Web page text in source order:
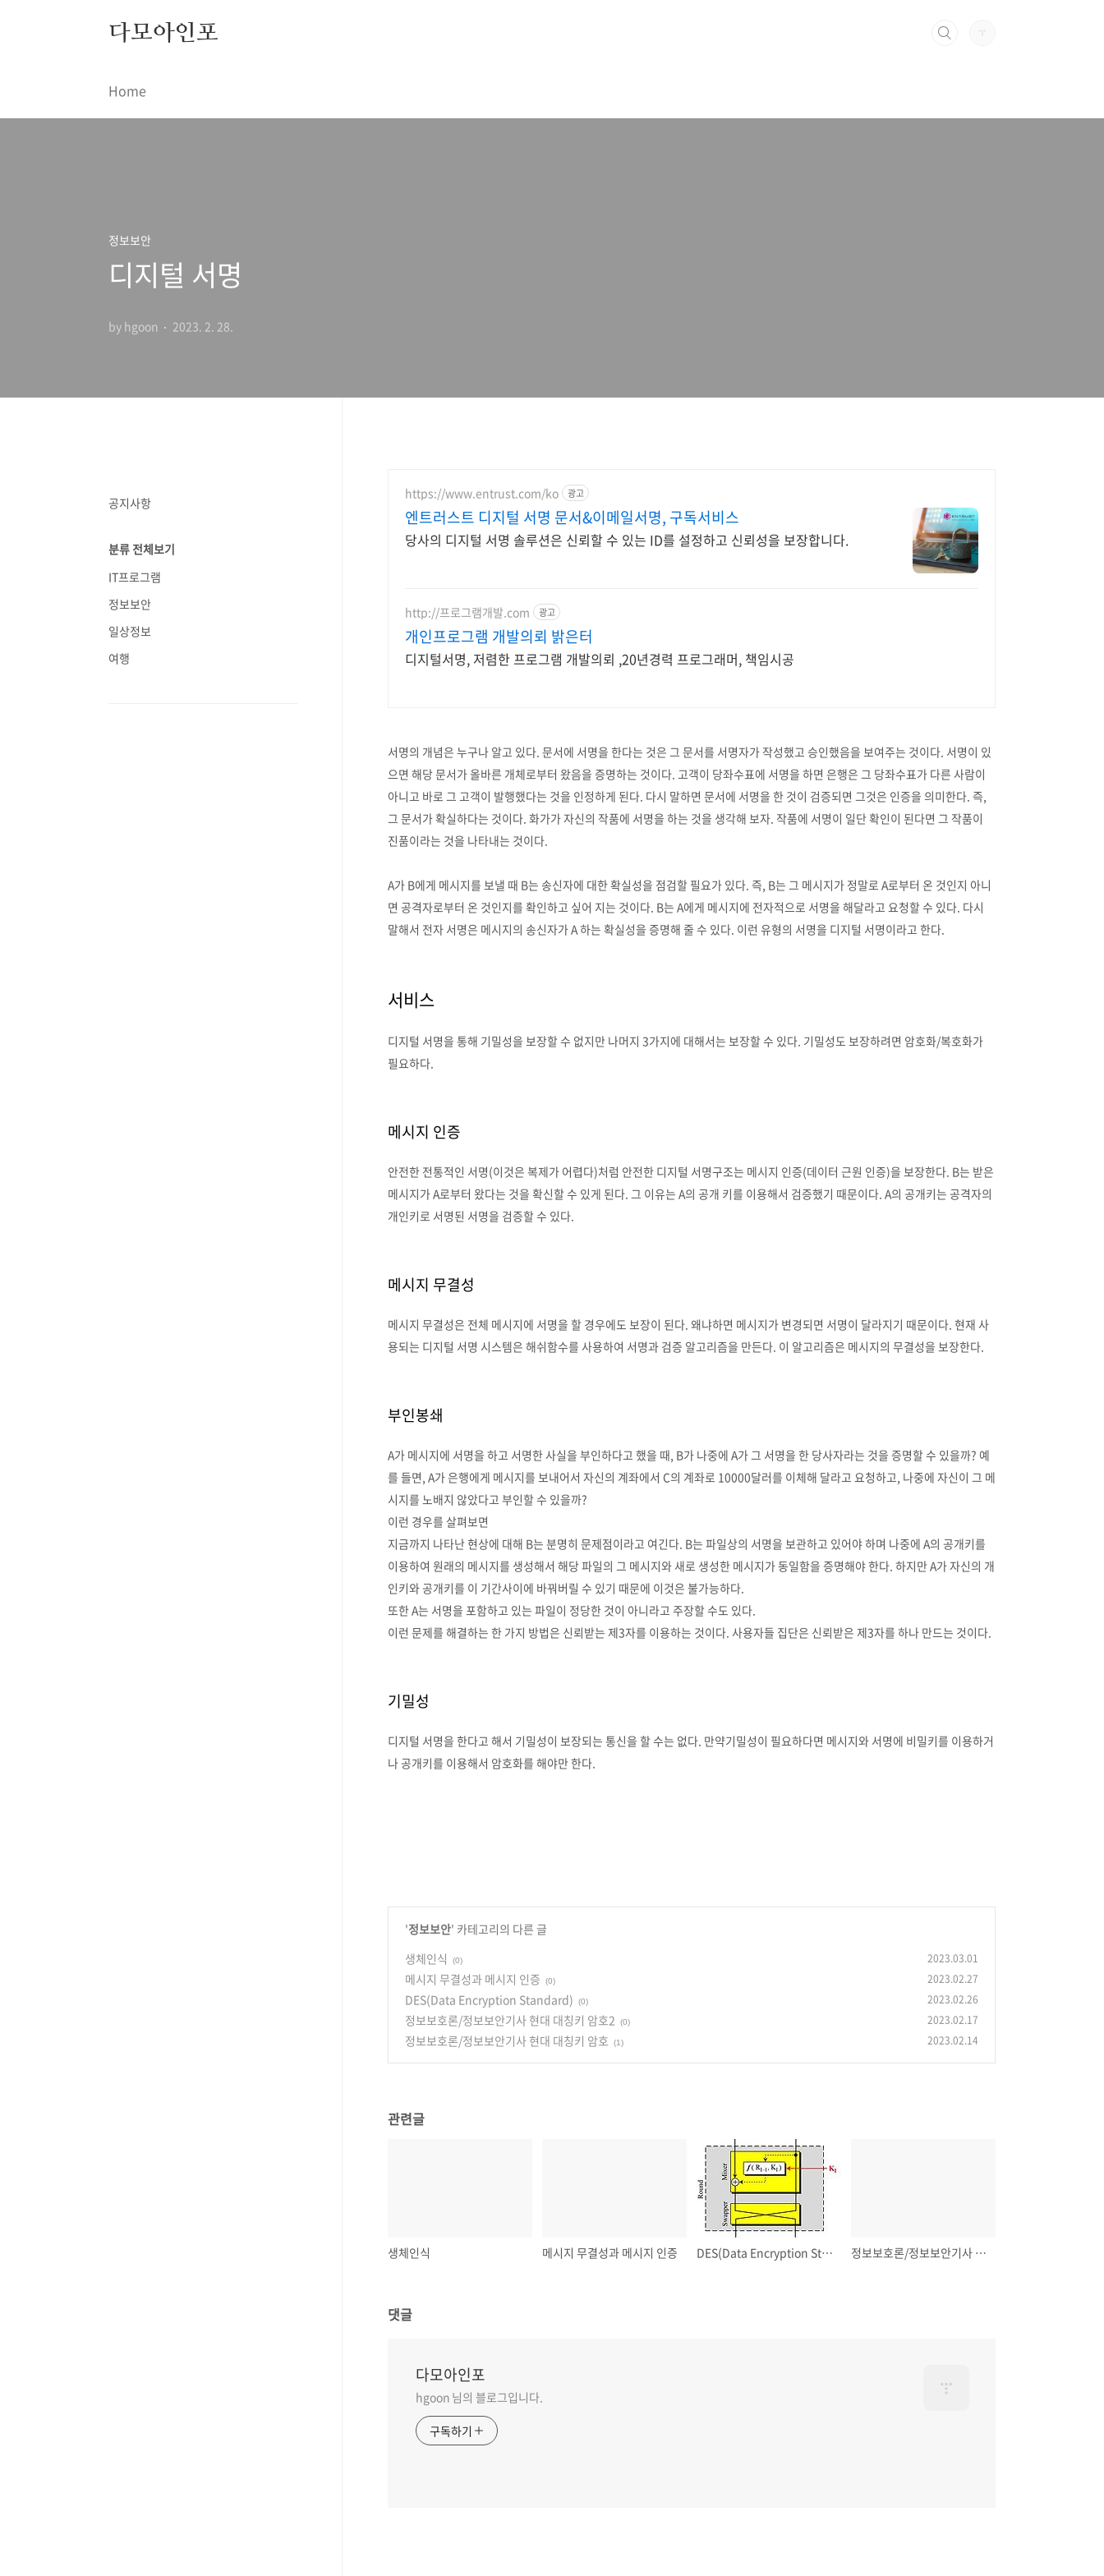
다모아인포
Home
정보보안
디지털 서명
by hgoon 2023. 2. 28.
https://www.entrust.com/ko 광고
엔트러스트 디지털 서명 문서&이메일서명, 구독서비스
당사의 디지털 서명 솔루션은 신뢰할 수 있는 ID를 설정하고 신뢰성을 보장합니다.
http://프로그램개발.com 광고
개인프로그램 개발의뢰 밝은터
디지털서명, 저렴한 프로그램 개발의뢰 ,20년경력 프로그래머, 책임시공
서명의 개념은 누구나 알고 있다. 문서에 서명을 한다는 것은 그 문서를 서명자가 작성했고 승인했음을 보여주는 것이다. 서명이 있
으면 해당 문서가 올바른 개체로부터 왔음을 증명하는 것이다. 고객이 당좌수표에 서명을 하면 은행은 그 당좌수표가 다른 사람이
아니고 바로 그 고객이 발행했다는 것을 인정하게 된다. 다시 말하면 문서에 서명을 한 것이 검증되면 그것은 인증을 의미한다. 즉,
그 문서가 확실하다는 것이다. 화가가 자신의 작품에 서명을 하는 것을 생각해 보자. 작품에 서명이 일단 확인이 된다면 그 작품이
진품이라는 것을 나타내는 것이다.
A가 B에게 메시지를 보낼 때 B는 송신자에 대한 확실성을 점검할 필요가 있다. 즉, B는 그 메시지가 정말로 A로부터 온 것인지 아니
면 공격자로부터 온 것인지를 확인하고 싶어 지는 것이다. B는 A에게 메시지에 전자적으로 서명을 해달라고 요청할 수 있다. 다시
말해서 전자 서명은 메시지의 송신자가 A 하는 확실성을 증명해 줄 수 있다. 이런 유형의 서명을 디지털 서명이라고 한다.
서비스
디지털 서명을 통해 기밀성을 보장할 수 없지만 나머지 3가지에 대해서는 보장할 수 있다. 기밀성도 보장하려면 암호화/복호화가
필요하다.
메시지 인증
안전한 전통적인 서명(이것은 복제가 어렵다)처럼 안전한 디지털 서명구조는 메시지 인증(데이터 근원 인증)을 보장한다. B는 받은
메시지가 A로부터 왔다는 것을 확신할 수 있게 된다. 그 이유는 A의 공개 키를 이용해서 검증했기 때문이다. A의 공개키는 공격자의
개인키로 서명된 서명을 검증할 수 있다.
메시지 무결성
메시지 무결성은 전체 메시지에 서명을 할 경우에도 보장이 된다. 왜냐하면 메시지가 변경되면 서명이 달라지기 때문이다. 현재 사
용되는 디지털 서명 시스템은 해쉬함수를 사용하여 서명과 검증 알고리즘을 만든다. 이 알고리즘은 메시지의 무결성을 보장한다.
부인봉쇄
A가 메시지에 서명을 하고 서명한 사실을 부인하다고 했을 때, B가 나중에 A가 그 서명을 한 당사자라는 것을 증명할 수 있을까? 예
를 들면, A가 은행에게 메시지를 보내어서 자신의 계좌에서 C의 계좌로 10000달러를 이체해 달라고 요청하고, 나중에 자신이 그 메
시지를 노배지 않았다고 부인할 수 있을까?
이런 경우를 살펴보면
지금까지 나타난 현상에 대해 B는 분명히 문제점이라고 여긴다. B는 파일상의 서명을 보관하고 있어야 하며 나중에 A의 공개키를
이용하여 원래의 메시지를 생성해서 해당 파일의 그 메시지와 새로 생성한 메시지가 동일함을 증명해야 한다. 하지만 A가 자신의 개
인키와 공개키를 이 기간사이에 바꿔버릴 수 있기 때문에 이것은 불가능하다.
또한 A는 서명을 포함하고 있는 파일이 정당한 것이 아니라고 주장할 수도 있다.
이런 문제를 해결하는 한 가지 방법은 신뢰받는 제3자를 이용하는 것이다. 사용자들 집단은 신뢰받은 제3자를 하나 만드는 것이다.
기밀성
디지털 서명을 한다고 해서 기밀성이 보장되는 통신을 할 수는 없다. 만약기밀성이 필요하다면 메시지와 서명에 비밀키를 이용하거
나 공개키를 이용해서 암호화를 해야만 한다.
'정보보안' 카테고리의 다른 글
생체인식
(0) 2023.03.01
메시지 무결성과 메시지 인증 (0) 2023.02.27
DES(Data Encryption Standard) (0) 2023.02.26
정보보호론/정보보안기사 현대 대칭키 암호2 (0) 2023.02.17
정보보호론/정보보안기사 현대 대칭키 암호 (1) 2023.02.14
관련글
생체인식 메시지 무결성과 메시지 인증 DES(Data Encryption Standard) 정보보호론/정보보안기사 현대 대칭키 암호2
댓글
다모아인포
hgoon 님의 블로그입니다.
구독하기
공지사항
분류 전체보기
IT프로그램
정보보안
일상정보
여행